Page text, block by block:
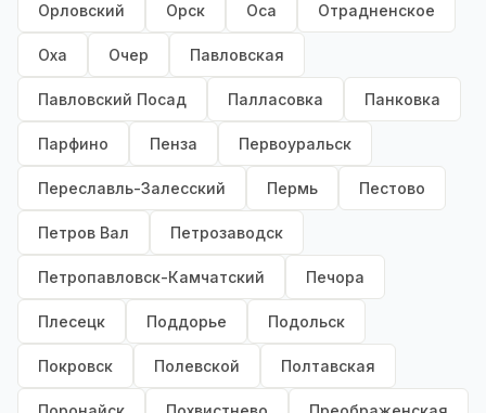
Орловский Орск Оса Отрадненское
Оха Очер Павловская
Павловский Посад Палласовка Панковка
Парфино Пенза Первоуральск
Переславль-Залесский Пермь Пестово
Петров Вал Петрозаводск
Петропавловск-Камчатский Печора
Плесецк Поддорье Подольск
Покровск Полевской Полтавская